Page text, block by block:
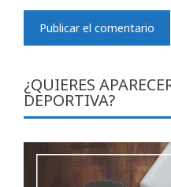
¿QUIERES
DEPORTIVA?